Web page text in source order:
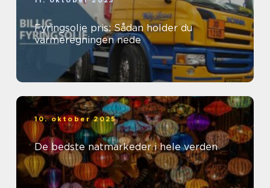
Fyringsolie pris: Sådan holder du
varmeregningen nede
10. oktober 2025
De bedste natmarkeder i hele verden